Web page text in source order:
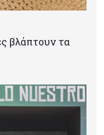
βλάπτουν τα